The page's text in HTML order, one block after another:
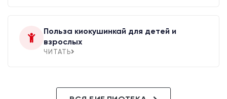
Польза киокушинкай для детей и
взрослых
ЧИТАТЬ